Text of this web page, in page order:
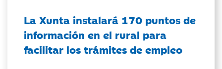
La Xunta instalará 170 puntos de
información en el rural para
facilitar los trámites de empleo